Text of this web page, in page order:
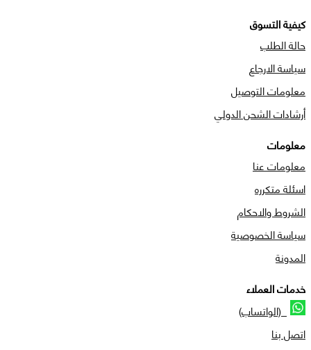
كيفية التسوق
حالة الطلب
سياسة الارجاع
معلومات التوصيل
أرشادات الشحن الدولي
معلومات
معلومات عنا
اسئلة متكرره
الشروط والاحكام
سياسة الخصوصية
المدونة
خدمات العملاء
(الواتساب)
اتصل بنا